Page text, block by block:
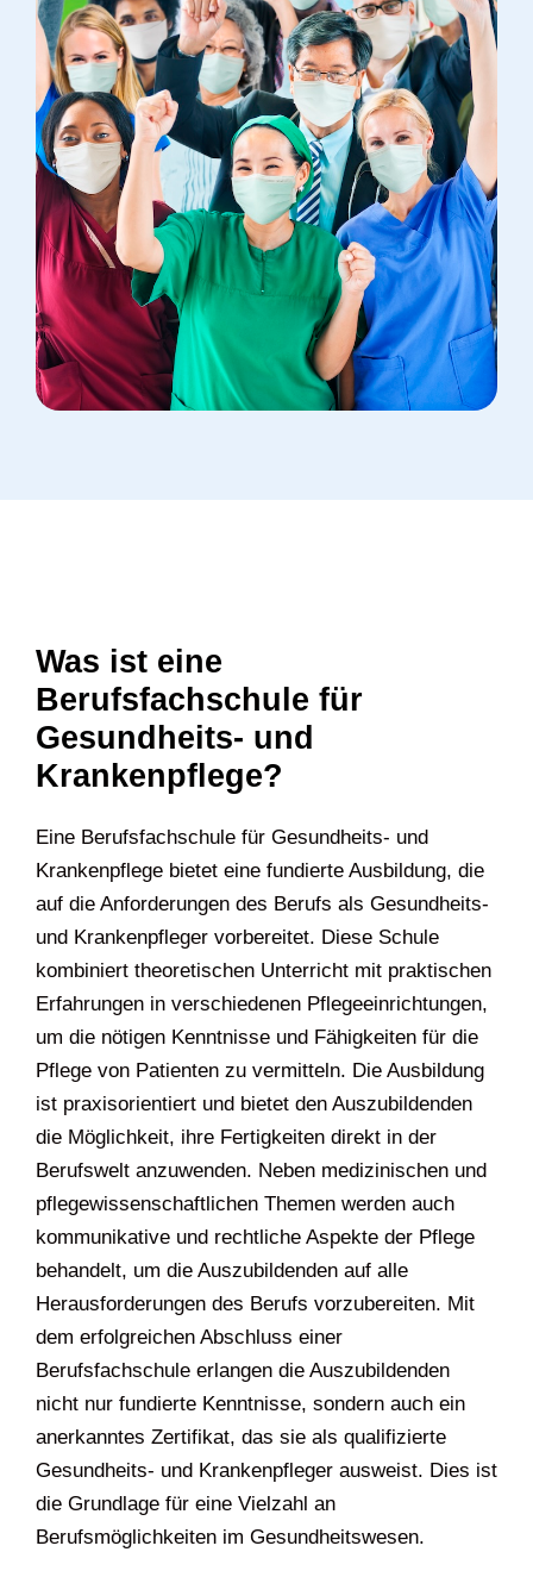
Was ist eine
Berufsfachschule für
Gesundheits- und
Krankenpflege?
Eine Berufsfachschule für Gesundheits- und
Krankenpflege bietet eine fundierte Ausbildung, die
auf die Anforderungen des Berufs als Gesundheits-
und Krankenpfleger vorbereitet. Diese Schule
kombiniert theoretischen Unterricht mit praktischen
Erfahrungen in verschiedenen Pflegeeinrichtungen,
um die nötigen Kenntnisse und Fähigkeiten für die
Pflege von Patienten zu vermitteln. Die Ausbildung
ist praxisorientiert und bietet den Auszubildenden
die Möglichkeit, ihre Fertigkeiten direkt in der
Berufswelt anzuwenden. Neben medizinischen und
pflegewissenschaftlichen Themen werden auch
kommunikative und rechtliche Aspekte der Pflege
behandelt, um die Auszubildenden auf alle
Herausforderungen des Berufs vorzubereiten. Mit
dem erfolgreichen Abschluss einer
Berufsfachschule erlangen die Auszubildenden
nicht nur fundierte Kenntnisse, sondern auch ein
anerkanntes Zertifikat, das sie als qualifizierte
Gesundheits- und Krankenpfleger ausweist. Dies ist
die Grundlage für eine Vielzahl an
Berufsmöglichkeiten im Gesundheitswesen.